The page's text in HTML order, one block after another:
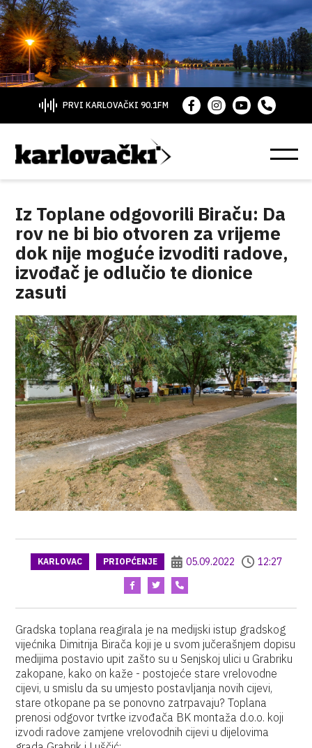
PRVI KARLOVAČKI 90.1FM
Iz Toplane odgovorili Biraču: Da
rov ne bi bio otvoren za vrijeme
dok nije moguće izvoditi radove,
izvođač je odlučio te dionice
zasuti
KARLOVAC PRIOPĆENJE 05.09.2022 12:27
Gradska toplana reagirala je na medijski istup gradskog
vijećnika Dimitrija Birača koji je u svom jučerašnjem dopisu
medijima postavio upit zašto su u Senjskoj ulici u Grabriku
zakopane, kako on kaže - postojeće stare vrelovodne
cijevi, u smislu da su umjesto postavljanja novih cijevi,
stare otkopane pa se ponovno zatrpavaju? Toplana
prenosi odgovor tvrtke izvođača BK montaža d.o.o. koji
izvodi radove zamjene vrelovodnih cijevi u dijelovima